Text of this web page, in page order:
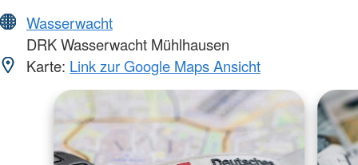
Wasserwacht
DRK Wasserwacht Mühlhausen
Karte: Link zur Google Maps Ansicht